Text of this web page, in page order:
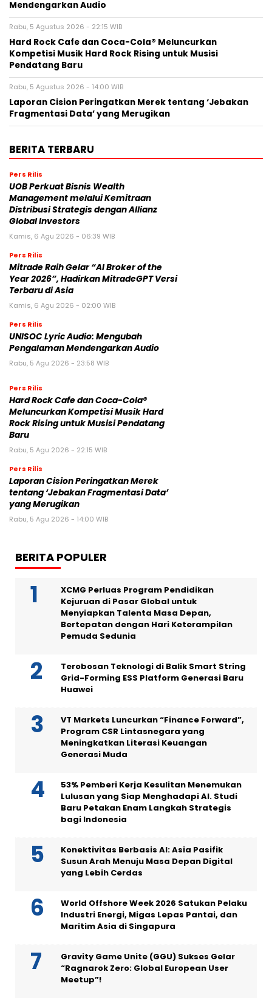
Mendengarkan Audio
Rabu, 5 Agustus 2026 - 22:15 WIB
Hard Rock Cafe dan Coca-Cola® Meluncurkan
Kompetisi Musik Hard Rock Rising untuk Musisi
Pendatang Baru
Rabu, 5 Agustus 2026 - 14:00 WIB
Laporan Cision Peringatkan Merek tentang ‘Jebakan
Fragmentasi Data’ yang Merugikan
BERITA TERBARU
Pers Rilis
UOB Perkuat Bisnis Wealth
Management melalui Kemitraan
Distribusi Strategis dengan Allianz
Global Investors
Kamis, 6 Agu 2026 - 06:39 WIB
Pers Rilis
Mitrade Raih Gelar “AI Broker of the
Year 2026”, Hadirkan MitradeGPT Versi
Terbaru di Asia
Kamis, 6 Agu 2026 - 02:00 WIB
Pers Rilis
UNISOC Lyric Audio: Mengubah
Pengalaman Mendengarkan Audio
Rabu, 5 Agu 2026 - 23:58 WIB
Pers Rilis
Hard Rock Cafe dan Coca-Cola®
Meluncurkan Kompetisi Musik Hard
Rock Rising untuk Musisi Pendatang
Baru
Rabu, 5 Agu 2026 - 22:15 WIB
Pers Rilis
Laporan Cision Peringatkan Merek
tentang ‘Jebakan Fragmentasi Data’
yang Merugikan
Rabu, 5 Agu 2026 - 14:00 WIB
BERITA POPULER
XCMG Perluas Program Pendidikan
Kejuruan di Pasar Global untuk
Menyiapkan Talenta Masa Depan,
Bertepatan dengan Hari Keterampilan
Pemuda Sedunia
Terobosan Teknologi di Balik Smart String
Grid-Forming ESS Platform Generasi Baru
Huawei
VT Markets Luncurkan “Finance Forward”,
Program CSR Lintasnegara yang
Meningkatkan Literasi Keuangan
Generasi Muda
53% Pemberi Kerja Kesulitan Menemukan
Lulusan yang Siap Menghadapi AI. Studi
Baru Petakan Enam Langkah Strategis
bagi Indonesia
Konektivitas Berbasis AI: Asia Pasifik
Susun Arah Menuju Masa Depan Digital
yang Lebih Cerdas
World Offshore Week 2026 Satukan Pelaku
Industri Energi, Migas Lepas Pantai, dan
Maritim Asia di Singapura
Gravity Game Unite (GGU) Sukses Gelar
“Ragnarok Zero: Global European User
Meetup”!